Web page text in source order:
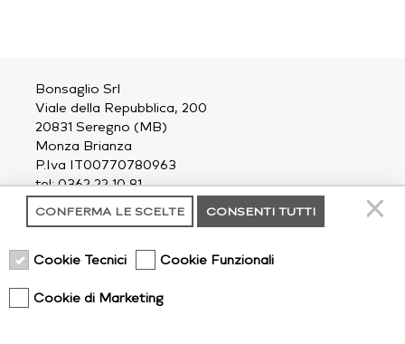
Bonsaglio Srl
Viale della Repubblica, 200
20831 Seregno (MB)
Monza Brianza
P.Iva IT00770780963
tel: 0362 22 10 81
chi siamo
cookie policy
CONFERMA LE SCELTE CONSENTI TUTTI
Cookie Tecnici Cookie Funzionali
Cookie di Marketing